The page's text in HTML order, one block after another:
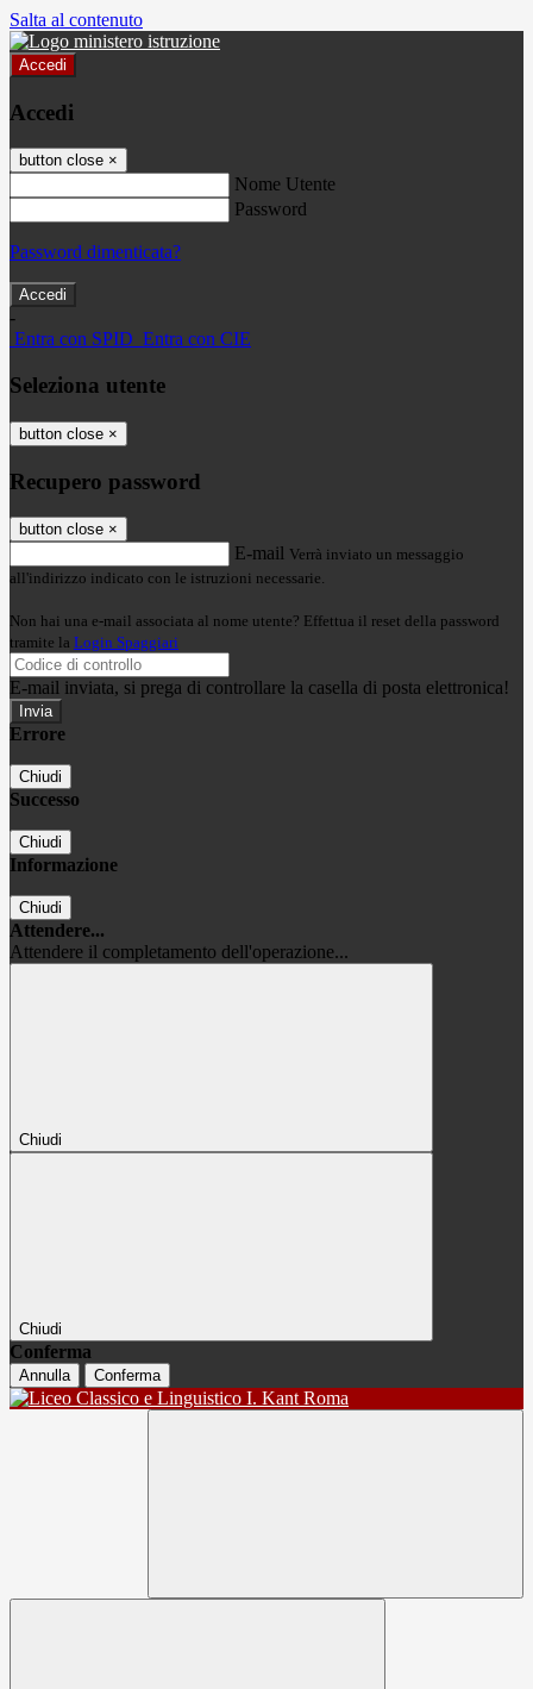
Salta al contenuto
Accedi
Accedi
button close ×
Nome Utente
Password
Password dimenticata?
-
Entra con SPID Entra con CIE
Seleziona utente
button close ×
Recupero password
button close ×
E-mail Verrà inviato un messaggio
all'indirizzo indicato con le istruzioni necessarie.
Non hai una e-mail associata al nome utente? Effettua il reset della password
tramite la Login Spaggiari
E-mail inviata, si prega di controllare la casella di posta elettronica!
Errore
Chiudi
Successo
Chiudi
Informazione
Chiudi
Attendere...
Attendere il completamento dell'operazione...
Chiudi
Chiudi
Conferma
Annulla Conferma